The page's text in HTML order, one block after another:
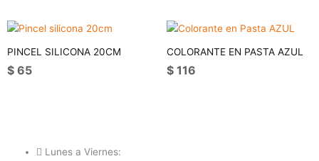
PINCEL SILICONA 20CM
$ 65
COLORANTE EN PASTA AZUL
$ 116
Lunes a Viernes: